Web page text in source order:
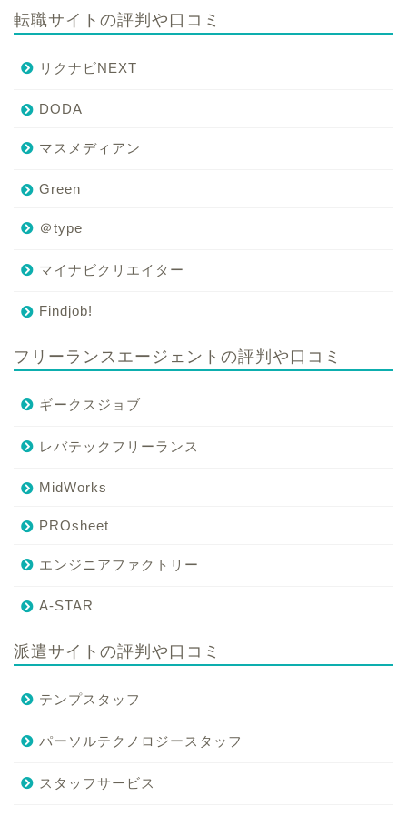
転職サイトの評判や口コミ
リクナビNEXT
DODA
マスメディアン
Green
＠type
マイナビクリエイター
Findjob!
フリーランスエージェントの評判や口コミ
ギークスジョブ
レバテックフリーランス
MidWorks
PROsheet
エンジニアファクトリー
A-STAR
派遣サイトの評判や口コミ
テンプスタッフ
パーソルテクノロジースタッフ
スタッフサービス